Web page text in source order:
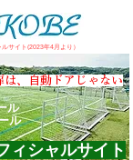
サイト(2023年4月より）
は、自動ドアじゃない
ル
ル
ィシャルサイト